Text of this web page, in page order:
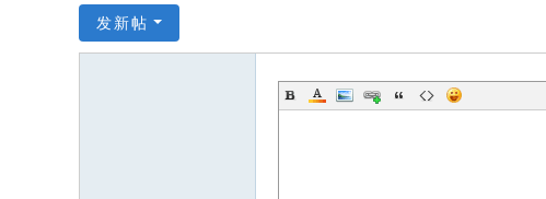
发新帖